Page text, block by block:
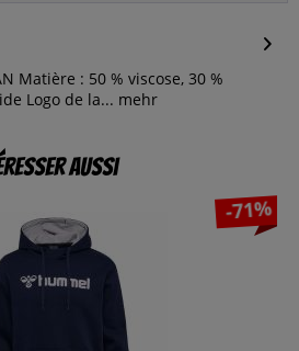
Matière : 50 % viscose, 30 %
Logo de la... mehr
aussi
-71%